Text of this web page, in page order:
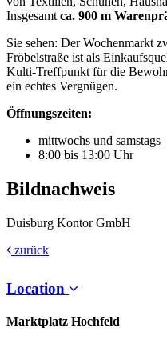
Insgesamt ca. 900 m
Sie sehen: Der Wochenmarkt
Fröbelstraße ist als
Kulti-Treffpunkt für die
ein echtes Vergnügen.
Öffnungszeiten:
mittwochs und samstags
8:00 bis 13:00 Uhr
Bildnachweis
Duisburg Kontor GmbH
zurück
Location
Marktplatz Hochfeld